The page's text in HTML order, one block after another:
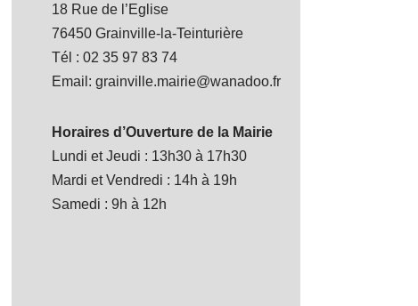
18 Rue de l’Eglise
76450 Grainville-la-Teinturière
Tél : 02 35 97 83 74
Email: grainville.mairie@wanadoo.fr
Horaires d’Ouverture de la Mairie
Lundi et Jeudi : 13h30 à 17h30
Mardi et Vendredi : 14h à 19h
Samedi : 9h à 12h